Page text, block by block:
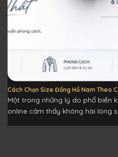
Cách Chọn Size Đồng Hồ Nam Theo
Một trong những lý do phổ biến
online cảm thấy không hài lòng